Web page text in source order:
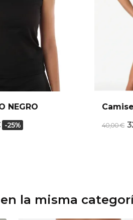
NEGRO
-25% 40,00 €
la misma